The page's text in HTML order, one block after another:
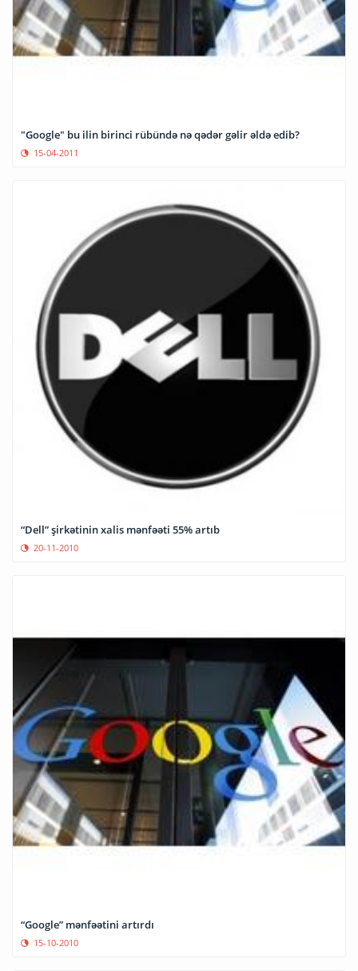
"Google" bu ilin birinci rübündə nə qədər gəlir əldə edib?
15-04-2011
“Dell” şirkətinin xalis mənfəəti 55% artıb
20-11-2010
“Google” mənfəətini artırdı
15-10-2010